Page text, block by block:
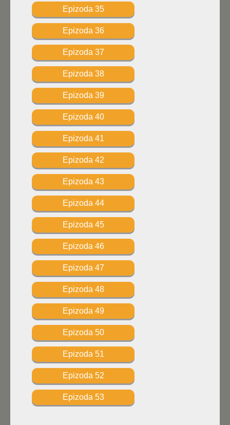
Epizoda 35
Epizoda 36
Epizoda 37
Epizoda 38
Epizoda 39
Epizoda 40
Epizoda 41
Epizoda 42
Epizoda 43
Epizoda 44
Epizoda 45
Epizoda 46
Epizoda 47
Epizoda 48
Epizoda 49
Epizoda 50
Epizoda 51
Epizoda 52
Epizoda 53